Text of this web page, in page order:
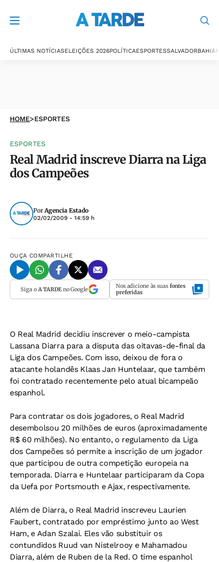
ÚLTIMAS NOTÍCIASELEIÇÕES 2026POLÍTICAESPORTESSALVADORBAHIA
HOME>ESPORTES
ESPORTES
Real Madrid inscreve Diarra na Liga
dos Campeões
PorAgencia Estado
02/02/2009 - 14:59 h
OUÇA COMPARTILHE
Siga o A TARDEno Google Nos adicione às suas fontes
preferidas
O Real Madrid decidiu inscrever o meio-campista
Lassana Diarra para a disputa das oitavas-de-final da
Liga dos Campeões. Com isso, deixou de fora o
atacante holandês Klaas Jan Huntelaar, que também
foi contratado recentemente pelo atual bicampeão
espanhol.
Para contratar os dois jogadores, o Real Madrid
desembolsou 20 milhões de euros (aproximadamente
R$ 60 milhões). No entanto, o regulamento da Liga
dos Campeões só permite a inscrição de um jogador
que participou de outra competição europeia na
temporada. Diarra e Huntelaar participaram da Copa
da Uefa por Portsmouth e Ajax, respectivamente.
Além de Diarra, o Real Madrid inscreveu Laurien
Faubert, contratado por empréstimo junto ao West
Ham, e Adan Szalai. Eles vão substituir os
contundidos Ruud van Nistelrooy e Mahamadou
Diarra, além de Ruben de la Red. O time espanhol